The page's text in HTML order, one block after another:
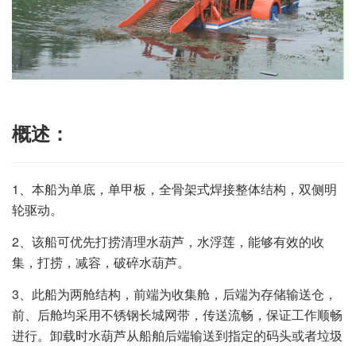
概述：
1、本船为单底，单甲板，全骨架式焊接整体结构，双侧明
轮驱动。
2、该船可优先打捞清理水葫芦，水浮莲，能够有效的收
集，打捞，减容，破碎水葫芦。
3、此船为两舱结构，前端为收集舱，后端为存储输送仓，
前、后舱均采用不锈钢长城网带，传送流畅，保证工作顺畅
进行。卸载时水葫芦从船舶后端输送到指定的码头或者垃圾